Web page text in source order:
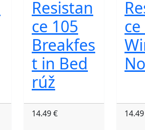
Resistan
ce 105
Breakfes
t in Bed
rúž
14.49 €